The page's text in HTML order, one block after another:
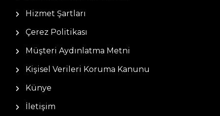
Hizmet Şartları
Çerez Politikası
Müşteri Aydınlatma Metni
Kişisel Verileri Koruma Kanunu
Künye
İletişim